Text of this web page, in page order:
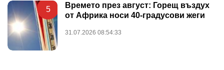
5
Времето през август: Горещ въздух
от Африка носи 40-градусови жеги
31.07.2026 08:54:33